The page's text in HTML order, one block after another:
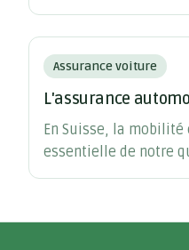
résidant dans le
d'immatriculation est
législation suisse.
Assurance voiture
L'assurance
En Suisse, la
essentielle de notre
millions de véhicules
devient évidente.